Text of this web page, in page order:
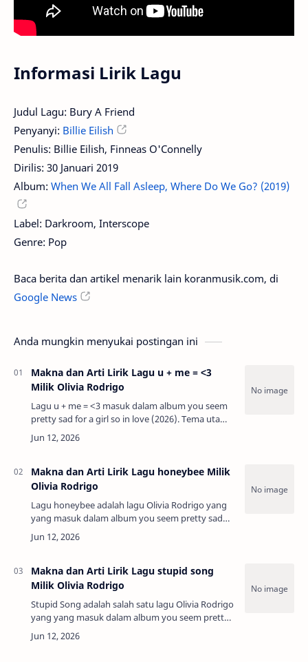
Informasi Lirik Lagu
Judul Lagu: Bury A Friend
Penyanyi: Billie Eilish
Penulis: Billie Eilish, Finneas O'Connelly
Dirilis: 30 Januari 2019
Album: When We All Fall Asleep, Where Do We Go? (2019)
Label: Darkroom, Interscope
Genre: Pop
Baca berita dan artikel menarik lain koranmusik.com, di
Google News
Anda mungkin menyukai postingan ini
Makna dan Arti Lirik Lagu u + me = ˂3
Milik Olivia Rodrigo
Lagu u + me = ˂3 masuk dalam album you seem
pretty sad for a girl so in love (2026). Tema utama
lagu ini menceritakan tentang indahnya
menemukan cinta sejati yang mampu
Makna dan Arti Lirik Lagu honeybee Milik
Olivia Rodrigo
Lagu honeybee adalah lagu Olivia Rodrigo yang
yang masuk dalam album you seem pretty sad
for a girl so in love (2026). Tema utama lagu ini
menceritakan tentang ketakutan kehilangan…
Makna dan Arti Lirik Lagu stupid song
Milik Olivia Rodrigo
Stupid Song adalah salah satu lagu Olivia Rodrigo
yang yang masuk dalam album you seem pretty
sad for a girl so in love (2026). Melalui liriknya
yang jujur dan menggebu-gebu, Olivi…